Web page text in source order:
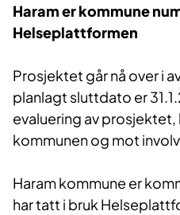
Haram er kommune
Helseplattformen
Prosjektet går nå over i
planlagt sluttdato er
evaluering av
kommunen og mot
Haram kommune er
har tatt i bruk